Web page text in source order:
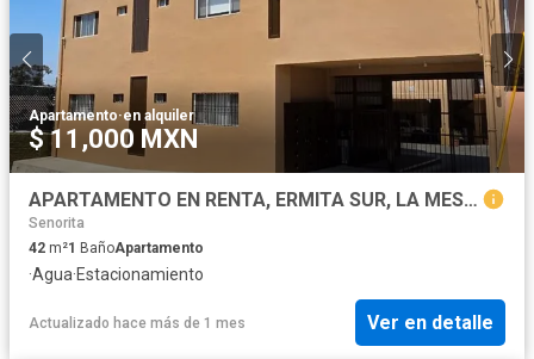
Apartamento·en alquiler
$ 11,000 MXN
APARTAMENTO EN RENTA, ERMITA SUR, LA MESA, TIJUANA, BAJA CFA.
Senorita
42 m²1 BañoApartamento
·Agua·Estacionamiento
Actualizado hace más de 1 mes Ver en detalle